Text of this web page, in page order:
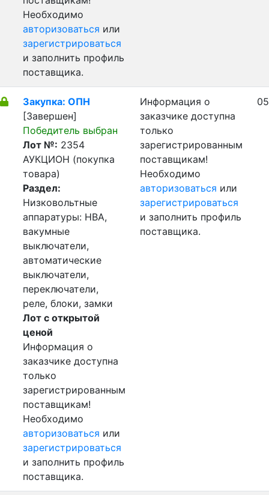
Необходимо
авторизоваться или
зарегистрироваться
и заполнить профиль
поставщика.
Закупка: ОПН
[Завершен]
Победитель выбран
Лот №: 2354
АУКЦИОН (покупка
товара)
Раздел:
Низковольтные
аппаратуры: НВА,
вакумные
выключатели,
автоматические
выключатели,
переключатели,
реле, блоки, замки
Лот с открытой
ценой
Информация о
заказчике доступна
только
зарегистрированным
поставщикам!
Необходимо
авторизоваться или
зарегистрироваться
и заполнить профиль
поставщика.
Информация о
заказчике доступна
только
зарегистрированным
поставщикам!
Необходимо
авторизоваться или
зарегистрироваться
и заполнить профиль
поставщика.